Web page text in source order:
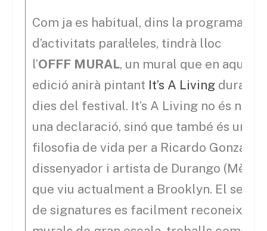
Com ja es habitual, dins la programació
d’activitats paral·leles, tindrà lloc
l’OFFF MURAL, un mural que en
edició anirà pintant It’s A Living durant
dies del festival. It’s A Living no és
una declaració, sinó que també és una
filosofia de vida per a Ricardo Gonzalez,
dissenyador i artista de Durango (Mèxic)
que viu actualment a Brooklyn. El seu
de signatures es facilment reconeixible